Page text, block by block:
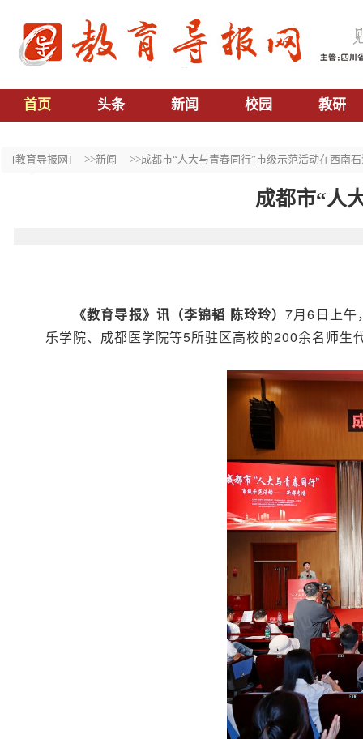
首页 头条 新闻 校园 教研
[教育导报网] >>新闻 >>成都市“人大与青春同行”市级示范活动在西南
成都市“人
《教育导报》讯（李锦韬 陈玲玲）7月6日上午
乐学院、成都医学院等5所驻区高校的200余名师生